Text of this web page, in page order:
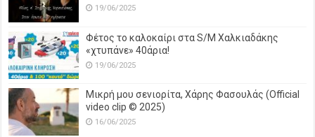
19/06/2025
Φέτος το καλοκαίρι στα S/M Χαλκιαδάκης
«χτυπάνε» 40άρια!
19/06/2025
Μικρή μου σενιορίτα, Χάρης Φασουλάς (Official
video clip © 2025)
16/06/2025